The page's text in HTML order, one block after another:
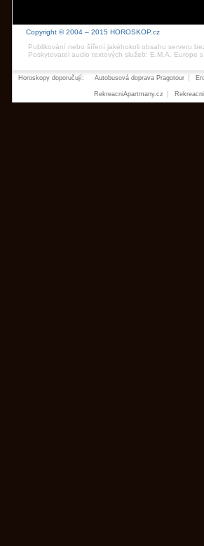
Copyright © 2004 – 2015 HOROSKOP.cz
Publikování nebo šíření jakéhokoli obsahu serveru
Poskytovatel audio textových služeb: E.M.A. Europe
Horoskopy doporučují: Autobusová doprava Pragotour
RekreacniApartmany.cz